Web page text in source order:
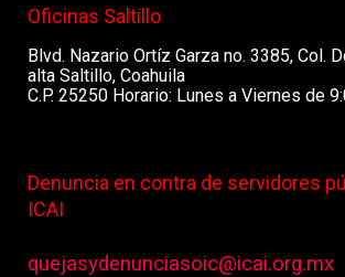
Oficinas Saltillo
Blvd. Nazario Ortíz Garza no. 3385, Col.
alta Saltillo, Coahuila
C.P. 25250 Horario: Lunes a Viernes de
Denuncia en contra de servidores
ICAI
quejasydenunciasoic@icai.org.mx